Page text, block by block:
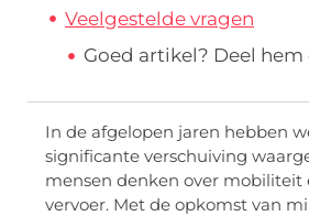
Veelgestelde vragen
Goed artikel? Deel hem
In de afgelopen jaren hebben
significante verschuiving
mensen denken over mobiliteit
vervoer. Met de opkomst van